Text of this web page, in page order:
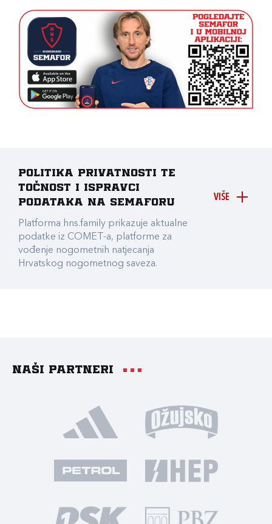
VIŠE
Politika privatnosti te
točnost i ispravci
podataka na Semaforu
Platforma hns.family prikazuje aktualne
podatke iz COMET-a, platforme za
vođenje nogometnih natjecanja
Hrvatskog nogometnog saveza.
Naši partneri